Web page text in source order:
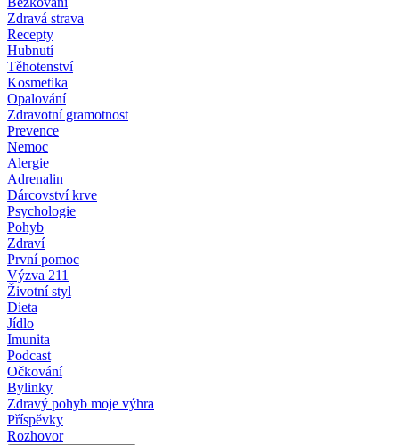
Zdravá strava
Recepty
Hubnutí
Těhotenství
Kosmetika
Opalování
Zdravotní gramotnost
Prevence
Nemoc
Alergie
Adrenalin
Dárcovství krve
Psychologie
Pohyb
Zdraví
První pomoc
Výzva 211
Životní styl
Dieta
Jídlo
Imunita
Podcast
Očkování
Bylinky
Zdravý pohyb moje výhra
Příspěvky
Rozhovor